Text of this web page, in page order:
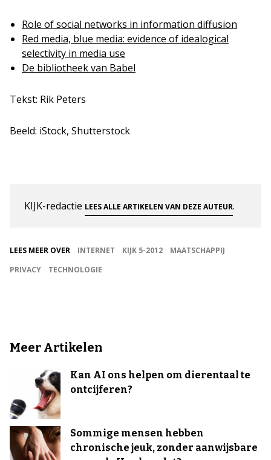
Role of social networks in information diffusion
Red media, blue media: evidence of idealogical
selectivity in media use
De bibliotheek van Babel
Tekst: Rik Peters
Beeld: iStock, Shutterstock
KIJK-redactie LEES ALLE ARTIKELEN VAN DEZE AUTEUR.
LEES MEER OVER INTERNET KIJK 5-2012
MAATSCHAPPIJ
PRIVACY
TECHNOLOGIE
Meer Artikelen
Kan AI ons helpen om dierentaal te
ontcijferen?
Sommige mensen hebben
chronische jeuk, zonder aanwijsbare